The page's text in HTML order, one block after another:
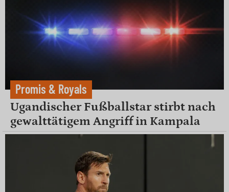
Promis & Royals
Ugandischer Fußballstar stirbt nach
gewalttätigem Angriff in Kampala